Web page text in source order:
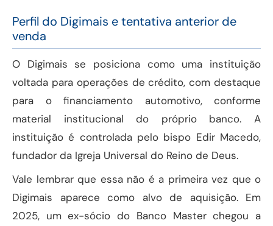
Perfil do Digimais e tentativa anterior de
venda
O Digimais se posiciona como uma instituição
voltada para operações de crédito, com destaque
para o financiamento automotivo, conforme
material institucional do próprio banco. A
instituição é controlada pelo bispo Edir Macedo,
fundador da Igreja Universal do Reino de Deus.
Vale lembrar que essa não é a primeira vez que o
Digimais aparece como alvo de aquisição. Em
2025, um ex-sócio do Banco Master chegou a